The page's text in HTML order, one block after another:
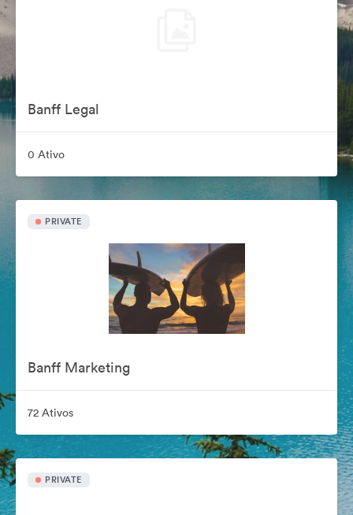
Banff Legal
0 Ativo
PRIVATE
Banff Marketing
72 Ativos
PRIVATE